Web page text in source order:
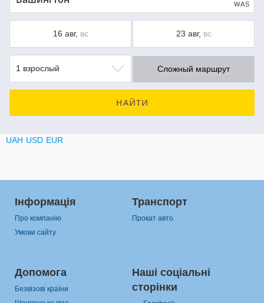
WAS
16 авг, вс 23 авг, вс
1 взрослый
НАЙТИ
Сложный маршрут
UAH USD EUR
Інформація
Про компанію
Умови сайту
Транспорт
Прокат авто
Допомога
Безвізові країни
Наші соціальні
сторінки